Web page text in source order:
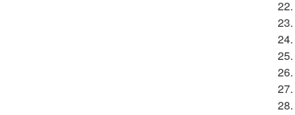
22.
23.
24.
25.
26.
27.
28.